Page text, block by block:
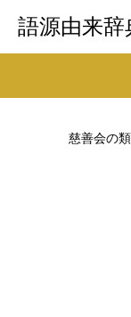
語源由来辞
慈善会の